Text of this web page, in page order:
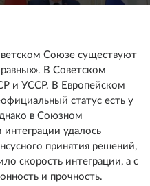
Союзе существуют
В Советском
и УССР. В Европейском
статус есть у
в Союзном
интеграции удалось
принятия решений,
скорость интеграции, а с
и прочность.